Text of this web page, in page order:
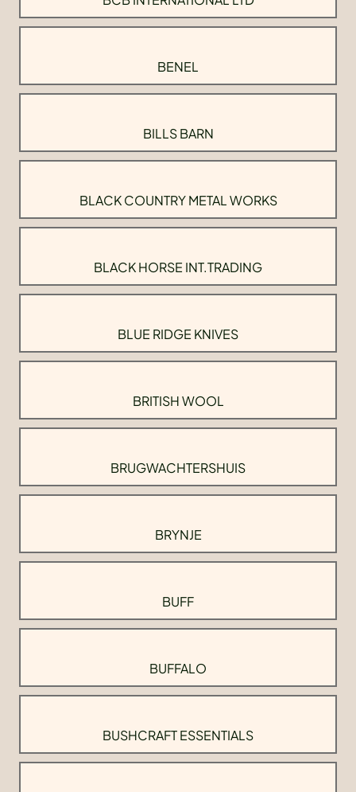
BENEL
BILLS BARN
BLACK COUNTRY METAL WORKS
BLACK HORSE INT.TRADING
BLUE RIDGE KNIVES
BRITISH WOOL
BRUGWACHTERSHUIS
BRYNJE
BUFF
BUFFALO
BUSHCRAFT ESSENTIALS